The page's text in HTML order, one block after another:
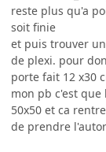
reste plus qu'a
soit finie
et puis trouver
de plexi. pour
porte fait 12 x30
mon pb c'est
50x50 et ca
de prendre